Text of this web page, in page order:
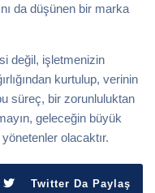
da düşünen bir marka
değil, işletmenizin
kurtulup, verinin
süreç, bir zorunluluktan
geleceğin büyük
olacaktır.
Twitter Da Paylaş